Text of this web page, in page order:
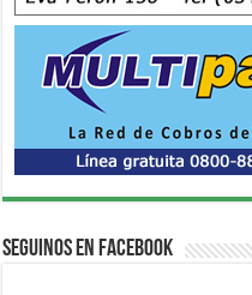
Seguinos en Facebook